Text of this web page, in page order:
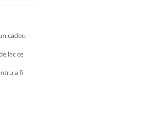
cadou
lac ce
a fi